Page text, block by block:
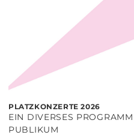
PLATZKONZERTE 2026
EIN DIVERSES
PUBLIKUM